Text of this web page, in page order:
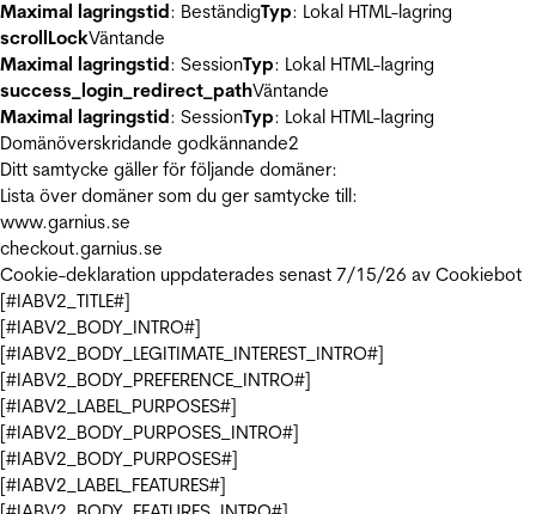
Maximal lagringstid: BeständigTyp: Lokal HTML-lagring
scrollLockVäntande
Maximal lagringstid: SessionTyp: Lokal HTML-lagring
success_login_redirect_pathVäntande
Maximal lagringstid: SessionTyp: Lokal HTML-lagring
Domänöverskridande godkännande2
Ditt samtycke gäller för följande domäner:
Lista över domäner som du ger samtycke till:
www.garnius.se
checkout.garnius.se
Cookie-deklaration uppdaterades senast 7/15/26 av Cookiebot
[#IABV2_TITLE#]
[#IABV2_BODY_INTRO#]
[#IABV2_BODY_LEGITIMATE_INTEREST_INTRO#]
[#IABV2_BODY_PREFERENCE_INTRO#]
[#IABV2_LABEL_PURPOSES#]
[#IABV2_BODY_PURPOSES_INTRO#]
[#IABV2_BODY_PURPOSES#]
[#IABV2_LABEL_FEATURES#]